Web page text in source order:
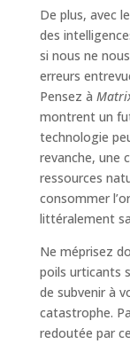
De plus, avec
des
si nous ne
erreurs
Pensez à
montrent un
technologie
revanche, une
ressources
consommer
littéralement
Ne méprisez
poils urticants
de subvenir à
catastrophe.
redoutée par